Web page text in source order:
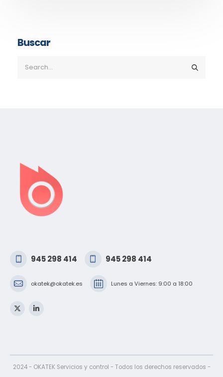
Buscar
945 298 414 945 298 414
okatek@okatek.es Lunes a Viernes: 9:00 a 18:00
2024 - OKATEK Servicios y control - Todos los derechos reservados -